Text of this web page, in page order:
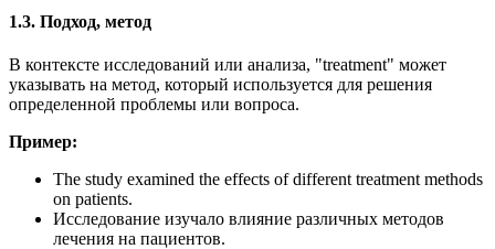
1.3. Подход, метод
В контексте исследований или анализа, "treatment" может
указывать на метод, который используется для решения
определенной проблемы или вопроса.
Пример:
The study examined the effects of different treatment methods
on patients.
Исследование изучало влияние различных методов
лечения на пациентов.